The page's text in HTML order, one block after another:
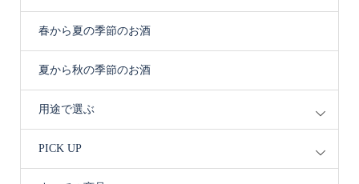
春から夏の季節のお酒
夏から秋の季節のお酒
用途で選ぶ
PICK UP